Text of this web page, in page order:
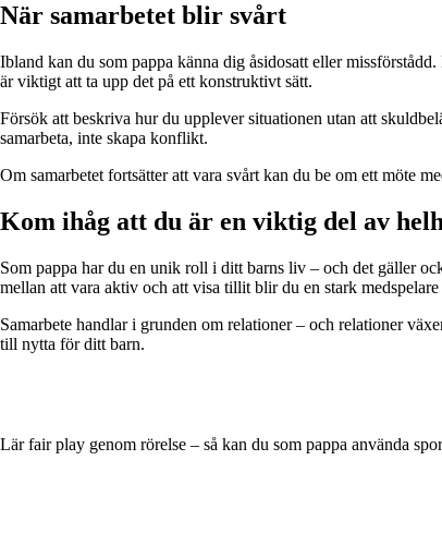
När samarbetet blir svårt
Ibland kan du som pappa känna dig åsidosatt eller
är viktigt att ta upp det på ett konstruktivt sätt.
Försök att beskriva hur du upplever situationen utan att
samarbeta, inte skapa konflikt.
Om samarbetet fortsätter att vara svårt kan du be om ett möte
Kom ihåg att du är en viktig del av
Som pappa har du en unik roll i ditt barns liv – och det gäller
mellan att vara aktiv och att visa tillit blir du en stark
Samarbete handlar i grunden om relationer – och relationer
till nytta för ditt barn.
Lär fair play genom rörelse – så kan du som pappa använda